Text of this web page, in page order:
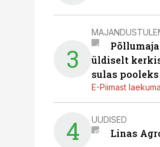
3
üldiselt
sulas pooleks
E-Piimast
4 UUDISED
Linas